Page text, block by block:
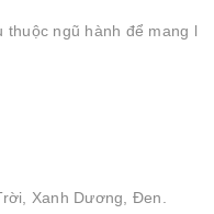
ngũ hành để mang
Xanh Dương, Đen.